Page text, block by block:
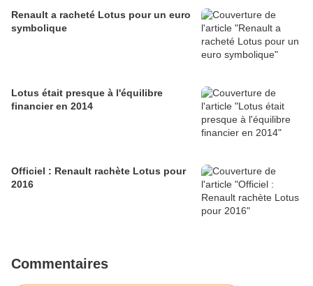
Renault a racheté Lotus pour un euro
symbolique
Lotus était presque à l'équilibre
financier en 2014
Officiel : Renault rachète Lotus pour
2016
Commentaires